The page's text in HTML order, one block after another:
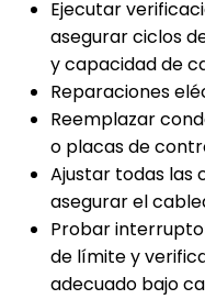
Ejecutar
asegurar ciclos
y capacidad de
Reparaciones
Reemplazar
o placas de
Ajustar todas las
asegurar el
Probar
de límite y
adecuado bajo